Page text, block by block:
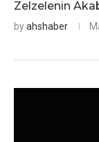
Zelzelenin
byahshaber